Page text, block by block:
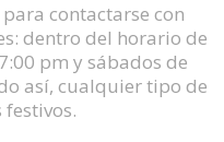
contactarse con
dentro del horario de
pm y sábados de
así, cualquier tipo de